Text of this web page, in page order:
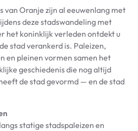
van Oranje zijn al eeuwenlang met
deze stadswandeling met
het koninklijk verleden ontdekt u
stad verankerd is. Paleizen,
en pleinen vormen samen het
geschiedenis die nog altijd
de stad gevormd — en de stad
statige stadspaleizen en